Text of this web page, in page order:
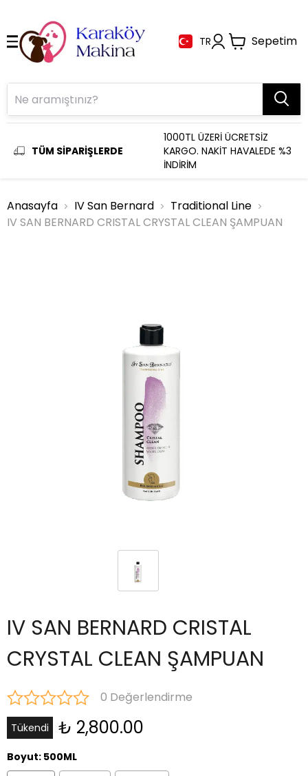
TR Sepetim
TÜM SİPARİŞLERDE
1000TL ÜZERİ ÜCRETSİZ
KARGO. NAKİT HAVALEDE %3
İNDİRİM
Anasayfa IV San Bernard
Traditional Line
IV SAN BERNARD CRISTAL CRYSTAL CLEAN ŞAMPUAN
IV SAN BERNARD CRISTAL
CRYSTAL CLEAN ŞAMPUAN
0 Değerlendirme
Tükendi ₺ 2,800.00
Boyut: 500ML